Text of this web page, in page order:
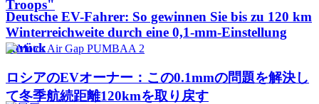
Troops"
Deutsche EV-Fahrer: So gewinnen Sie bis zu 120 km
Winterreichweite durch eine 0,1-mm-Einstellung
zurück
ロシアのEVオーナー：この0.1mmの問題を解決し
て冬季航続距離120kmを取り戻す